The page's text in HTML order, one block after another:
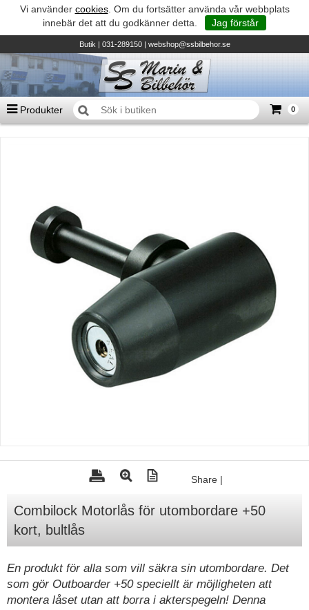
Vi använder cookies. Om du fortsätter använda vår webbplats
innebär det att du godkänner detta.
Jag förstår
Butik| 031-289150 | webshop@ssbilbehor.se
Produkter 0
Suzuki - Utombordare
Suzumar - Gummibåtar
Honda - Utombordare
HonWave - Gummibåtar
Honda - Elverk & Pumpar
Tohatsu - Utombordare
Minn Kota - elmotorer
Mercury Servicedelar
Lowrance
Simrad
B&G
Share |
Combilock Motorlås för utombordare +50
kort, bultlås
En produkt för alla som vill säkra sin utombordare. Det
som gör Outboarder +50 speciellt är möjligheten att
montera låset utan att borra i akterspegeln! Denna